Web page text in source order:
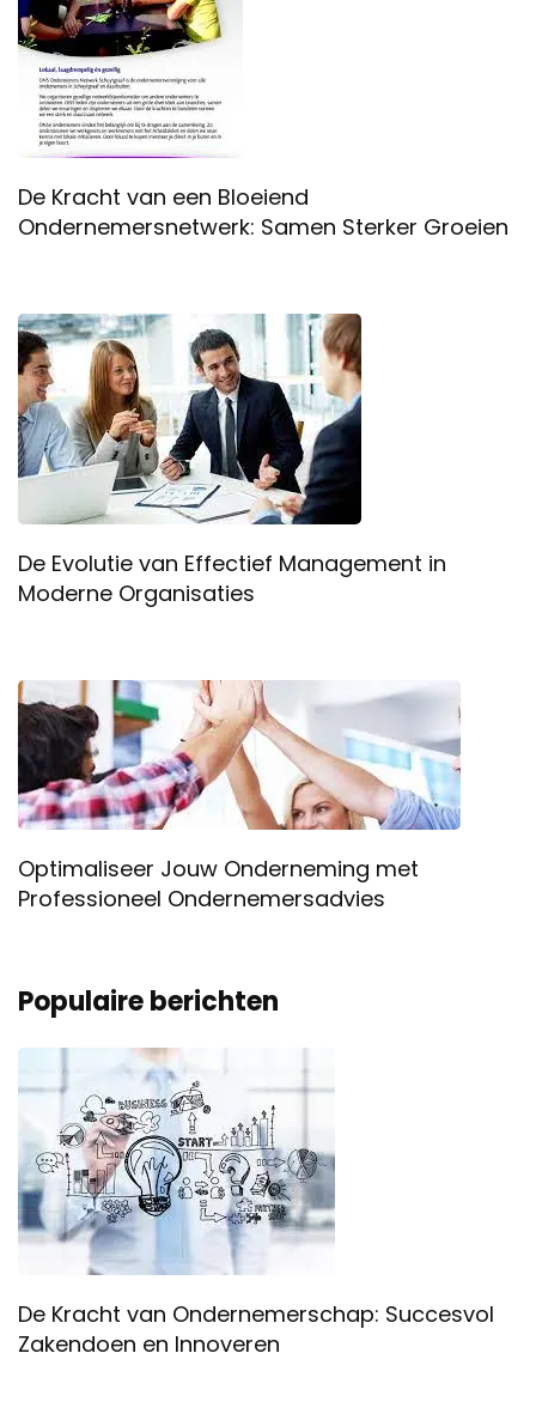
De Kracht van een Bloeiend
Ondernemersnetwerk: Samen Sterker Groeien
De Evolutie van Effectief Management in
Moderne Organisaties
Optimaliseer Jouw Onderneming met
Professioneel Ondernemersadvies
Populaire berichten
De Kracht van Ondernemerschap: Succesvol
Zakendoen en Innoveren